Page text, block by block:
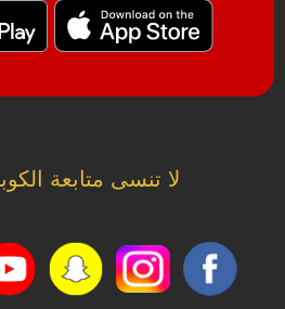
لا تنسى متابعة